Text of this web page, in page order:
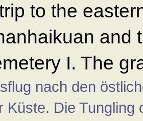
to the
and
I. The
nach den
Küste. Die Tungling